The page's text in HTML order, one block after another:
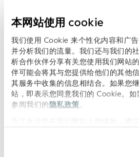
本网站使用 cookie
我们使用 Cookie 来个性化内容和广
并分析我们的流量。我们还与我们的
析合作伙伴分享有关您使用我们网站
伴可能会将其与您提供给他们的其他
其服务中收集的信息相结合。如果您
站，即表示您同意我们的 Cookie。
参阅我们的隐私政策 。
相关报告:
浏览数
下载服务报告
日期: 2026-07-14